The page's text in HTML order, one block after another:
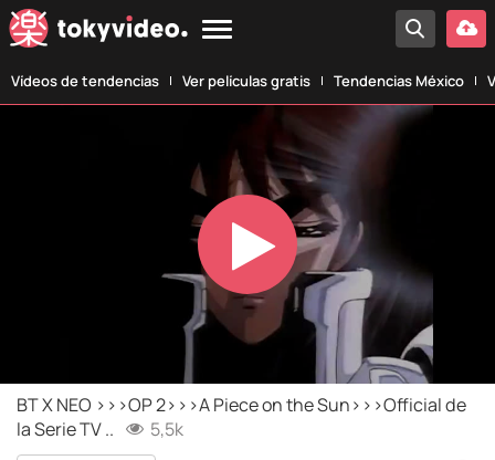
Vídeos de tendencias Ver películas gratis Tendencias México
Play
Video
BT X NEO >>>OP 2>>>A Piece on the Sun>>>Official de
la Serie TV ..
5,5k